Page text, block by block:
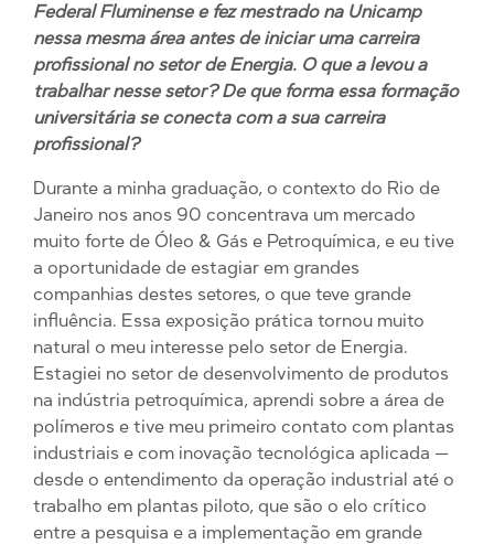
Federal Fluminense e fez mestrado na Unicamp
nessa mesma área antes de iniciar uma carreira
profissional no setor de Energia. O que a levou a
trabalhar nesse setor? De que forma essa formação
universitária se conecta com a sua carreira
profissional?
Durante a minha graduação, o contexto do Rio de
Janeiro nos anos 90 concentrava um mercado
muito forte de Óleo & Gás e Petroquímica, e eu tive
a oportunidade de estagiar em grandes
companhias destes setores, o que teve grande
influência. Essa exposição prática tornou muito
natural o meu interesse pelo setor de Energia.
Estagiei no setor de desenvolvimento de produtos
na indústria petroquímica, aprendi sobre a área de
polímeros e tive meu primeiro contato com plantas
industriais e com inovação tecnológica aplicada —
desde o entendimento da operação industrial até o
trabalho em plantas piloto, que são o elo crítico
entre a pesquisa e a implementação em grande